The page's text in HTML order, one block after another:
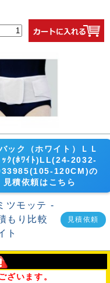
ック（ホワイト）ＬＬ
ｯｸ(ﾎﾜｲﾄ)LL(24-2032-
120CM)の
見積依頼はこちら
見積依頼
ざいます。